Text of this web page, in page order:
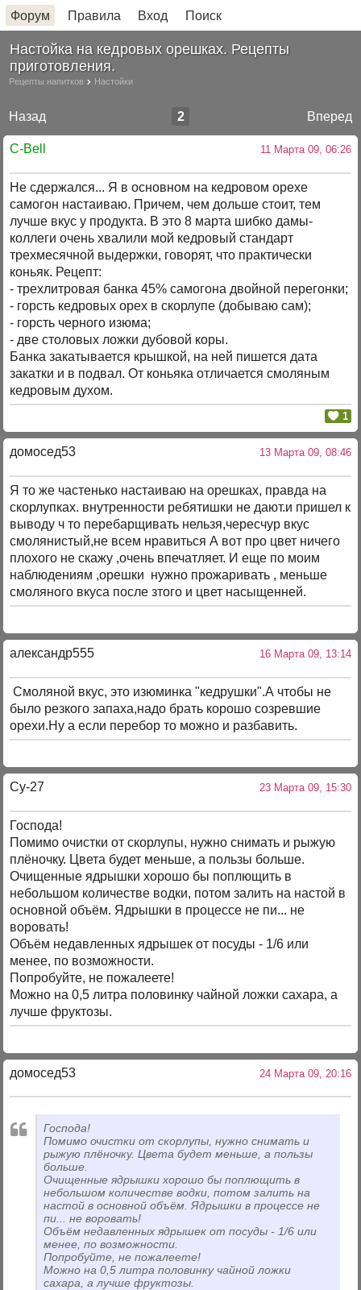
Форум Правила Вход Поиск
Настойка на кедровых орешках. Рецепты
приготовления.
Рецепты напитков Настойки
Назад Вперед
2
C-Bell 11 Марта 09, 06:26
Не сдержался... Я в основном на кедровом орехе
самогон настаиваю. Причем, чем дольше стоит, тем
лучше вкус у продукта. В это 8 марта шибко дамы-
коллеги очень хвалили мой кедровый стандарт
трехмесячной выдержки, говорят, что практически
коньяк. Рецепт:
- трехлитровая банка 45% самогона двойной перегонки;
- горсть кедровых орех в скорлупе (добываю сам);
- горсть черного изюма;
- две столовых ложки дубовой коры.
Банка закатывается крышкой, на ней пишется дата
закатки и в подвал. От коньяка отличается смоляным
кедровым духом.
1
домосед53 13 Марта 09, 08:46
Я то же частенько настаиваю на орешках, правда на
скорлупках. внутренности ребятишки не дают.и пришел к
выводу ч то перебарщивать нельзя,чересчур вкус
смолянистый,не всем нравиться А вот про цвет ничего
плохого не скажу ,очень впечатляет. И еще по моим
наблюдениям ,орешки нужно прожаривать , меньше
смоляного вкуса после зтого и цвет насыщенней.
александр555 16 Марта 09, 13:14
Смоляной вкус, это изюминка "кедрушки".А чтобы не
было резкого запаха,надо брать корошо созревшие
орехи.Ну а если перебор то можно и разбавить.
Су-27 23 Марта 09, 15:30
Господа!
Помимо очистки от скорлупы, нужно снимать и рыжую
плёночку. Цвета будет меньше, а пользы больше.
Очищенные ядрышки хорошо бы поплющить в
небольшом количестве водки, потом залить на настой в
основной объём. Ядрышки в процессе не пи... не
воровать!
Объём недавленных ядрышек от посуды - 1/6 или
менее, по возможности.
Попробуйте, не пожалеете!
Можно на 0,5 литра половинку чайной ложки сахара, а
лучше фруктозы.
домосед53 24 Марта 09, 20:16
Господа!
Помимо очистки от скорлупы, нужно снимать и
рыжую плёночку. Цвета будет меньше, а пользы
больше.
Очищенные ядрышки хорошо бы поплющить в
небольшом количестве водки, потом залить на
настой в основной объём. Ядрышки в процессе не
пи... не воровать!
Объём недавленных ядрышек от посуды - 1/6 или
менее, по возможности.
Попробуйте, не пожалеете!
Можно на 0,5 литра половинку чайной ложки
сахара, а лучше фруктозы.